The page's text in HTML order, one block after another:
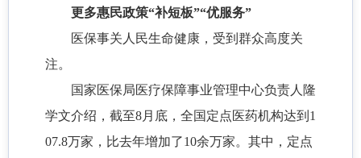
更多惠民政策“补短板”“优服务”
医保事关人民生命健康，受到群众高度关
注。
国家医保局医疗保障事业管理中心负责人隆
学文介绍，截至8月底，全国定点医药机构达到1
07.8万家，比去年增加了10余万家。其中，定点